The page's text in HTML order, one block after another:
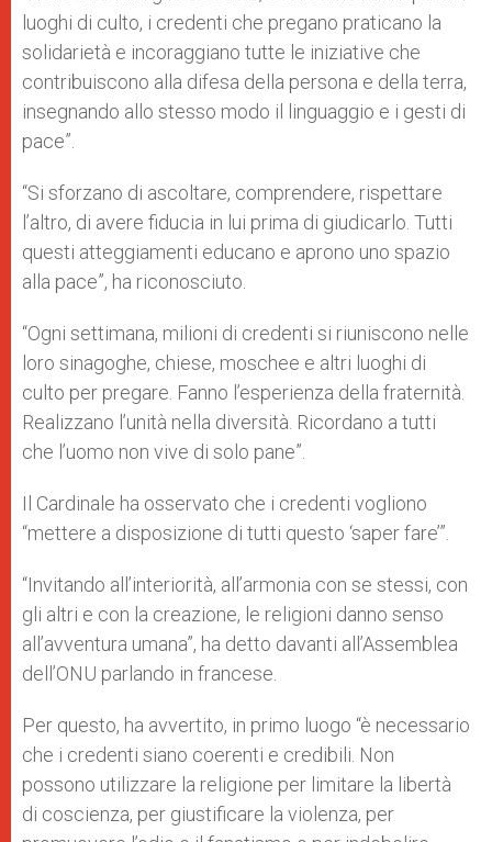
luoghi di culto, i credenti che pregano praticano la
solidarietà e incoraggiano tutte le iniziative che
contribuiscono alla difesa della persona e della terra,
insegnando allo stesso modo il linguaggio e i gesti di
pace”.
“Si sforzano di ascoltare, comprendere, rispettare
l’altro, di avere fiducia in lui prima di giudicarlo. Tutti
questi atteggiamenti educano e aprono uno spazio
alla pace”, ha riconosciuto.
“Ogni settimana, milioni di credenti si riuniscono nelle
loro sinagoghe, chiese, moschee e altri luoghi di
culto per pregare. Fanno l’esperienza della fraternità.
Realizzano l’unità nella diversità. Ricordano a tutti
che l’uomo non vive di solo pane”.
Il Cardinale ha osservato che i credenti vogliono
“mettere a disposizione di tutti questo ‘saper fare’”.
“Invitando all’interiorità, all’armonia con se stessi, con
gli altri e con la creazione, le religioni danno senso
all’avventura umana”, ha detto davanti all’Assemblea
dell’ONU parlando in francese.
Per questo, ha avvertito, in primo luogo “è necessario
che i credenti siano coerenti e credibili. Non
possono utilizzare la religione per limitare la libertà
di coscienza, per giustificare la violenza, per